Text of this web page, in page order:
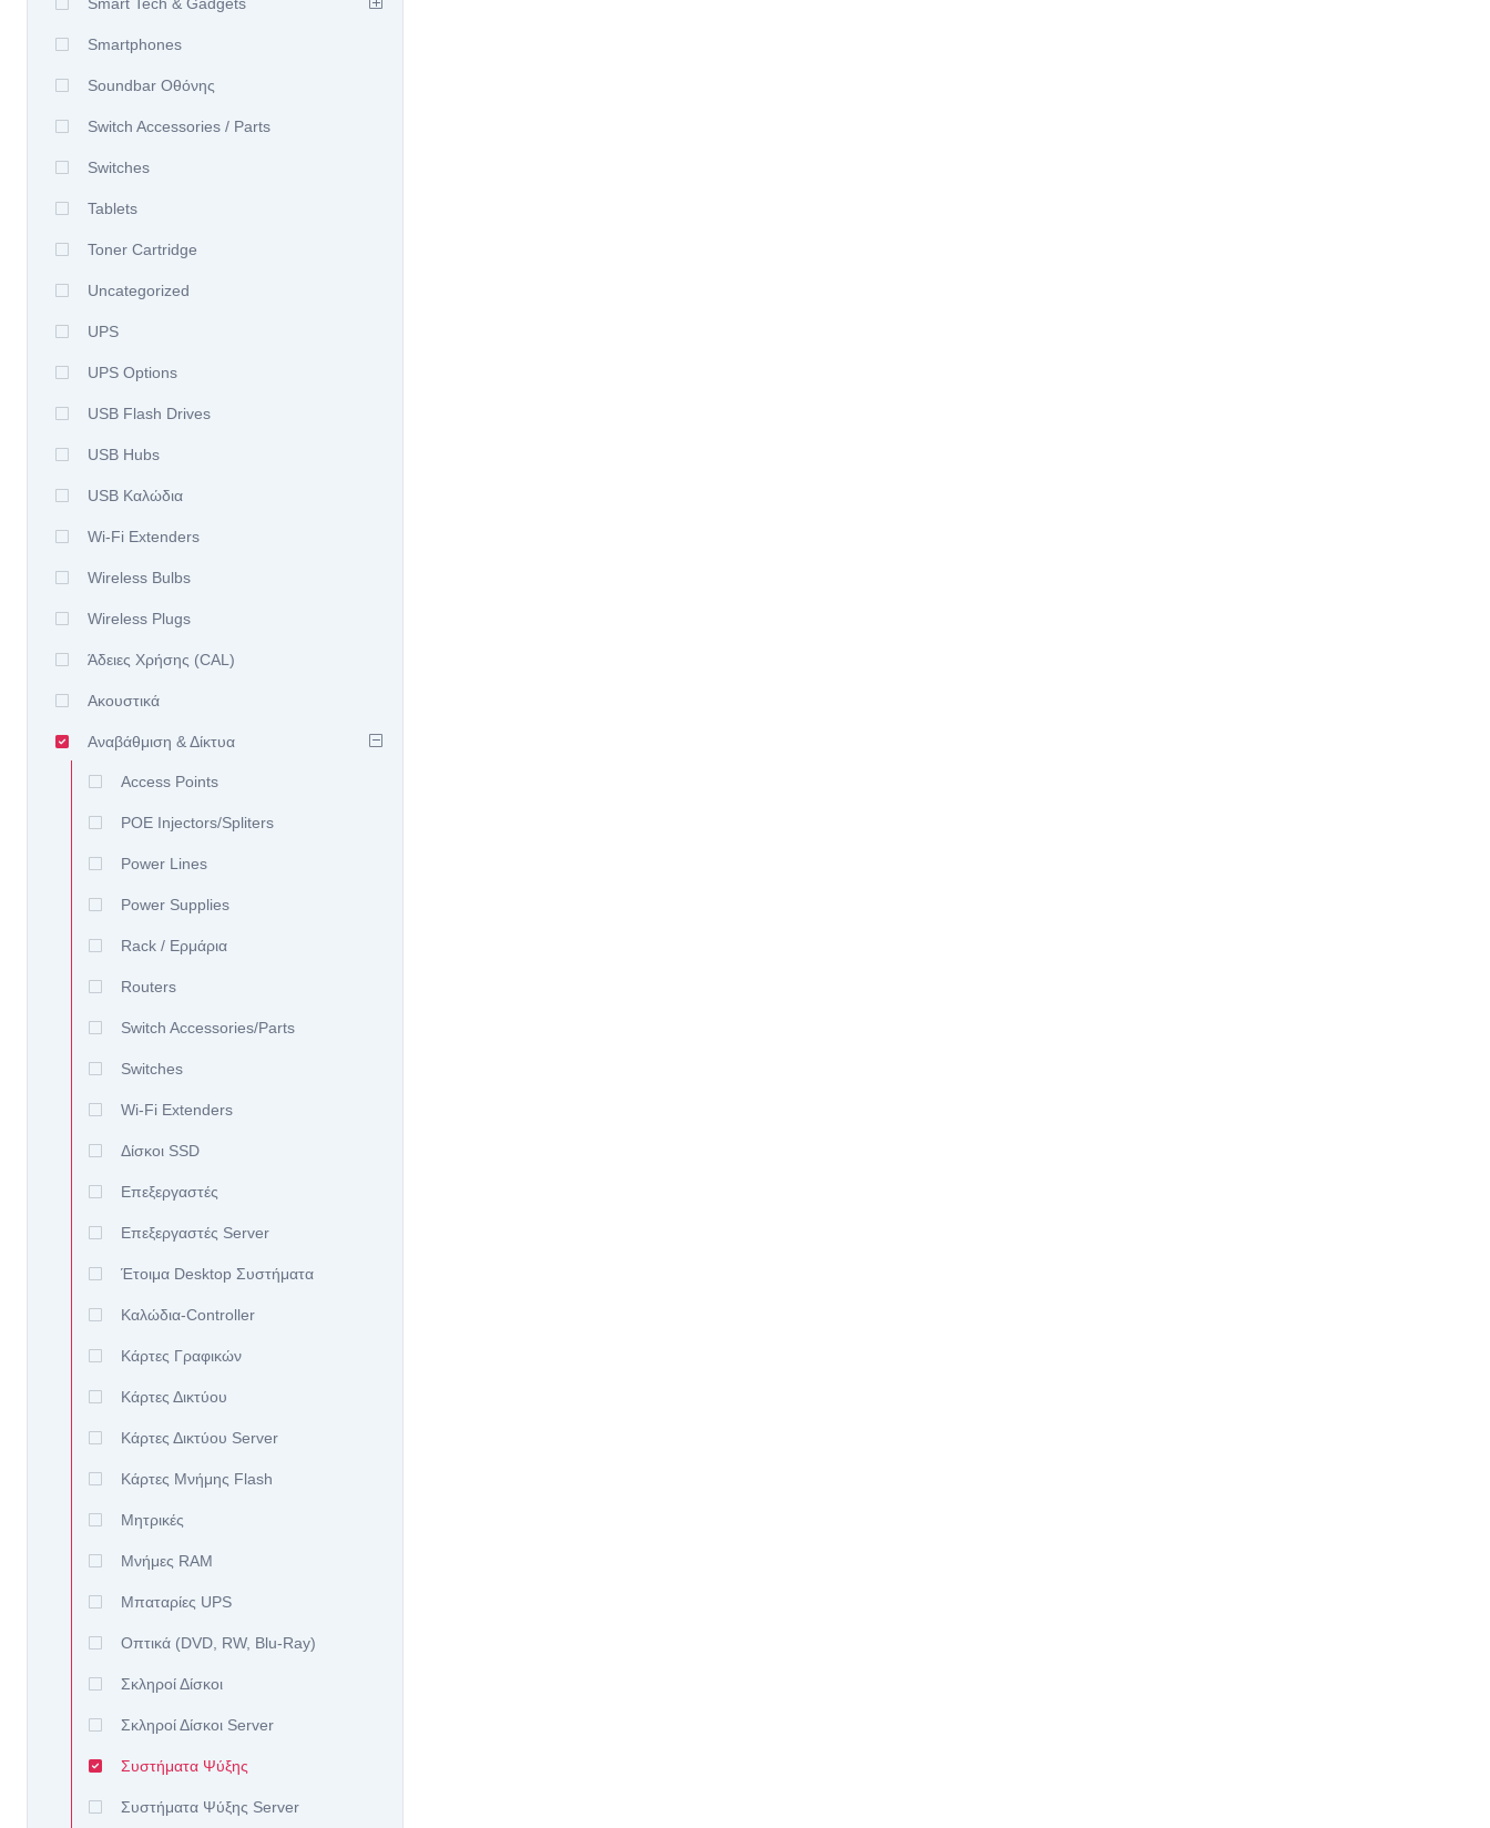
Smartphones
Soundbar Οθόνης
Switch Accessories / Parts
Switches
Tablets
Toner Cartridge
Uncategorized
UPS
UPS Options
USB Flash Drives
USB Hubs
USB Καλώδια
Wi-Fi Extenders
Wireless Bulbs
Wireless Plugs
Άδειες Χρήσης (CAL)
Ακουστικά
Αναβάθμιση & Δίκτυα
Access Points
POE Injectors/Spliters
Power Lines
Power Supplies
Rack / Ερμάρια
Routers
Switch Accessories/Parts
Switches
Wi-Fi Extenders
Δίσκοι SSD
Επεξεργαστές
Επεξεργαστές Server
Έτοιμα Desktop Συστήματα
Καλώδια-Controller
Κάρτες Γραφικών
Κάρτες Δικτύου
Κάρτες Δικτύου Server
Κάρτες Μνήμης Flash
Μητρικές
Μνήμες RAM
Μπαταρίες UPS
Οπτικά (DVD, RW, Blu-Ray)
Σκληροί Δίσκοι
Σκληροί Δίσκοι Server
Συστήματα Ψύξης
Συστήματα Ψύξης Server